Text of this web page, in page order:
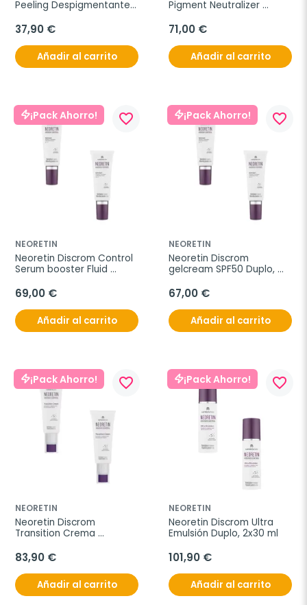
Peeling Despigmentante
37,90 €
Añadir al carrito
Pigment Neutralizer
71,00 €
Añadir al carrito
¡Pack Ahorro! favorite_border
NEORETIN
Neoretin Discrom Control
Serum booster Fluid
69,00 €
Añadir al carrito
¡Pack Ahorro! favorite_border
NEORETIN
Neoretin Discrom
gelcream SPF50 Duplo,
67,00 €
Añadir al carrito
¡Pack Ahorro! favorite_border
NEORETIN
Neoretin Discrom
Transition Crema
2x50 ml
83,90 €
Añadir al carrito
¡Pack Ahorro! favorite_border
NEORETIN
Neoretin Discrom Ultra
Emulsión Duplo, 2x30 ml
101,90 €
Añadir al carrito